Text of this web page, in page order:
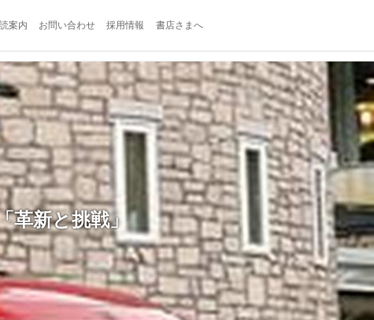
案内 お問い合わせ 採用情報 書店さまへ
革新と挑戦」